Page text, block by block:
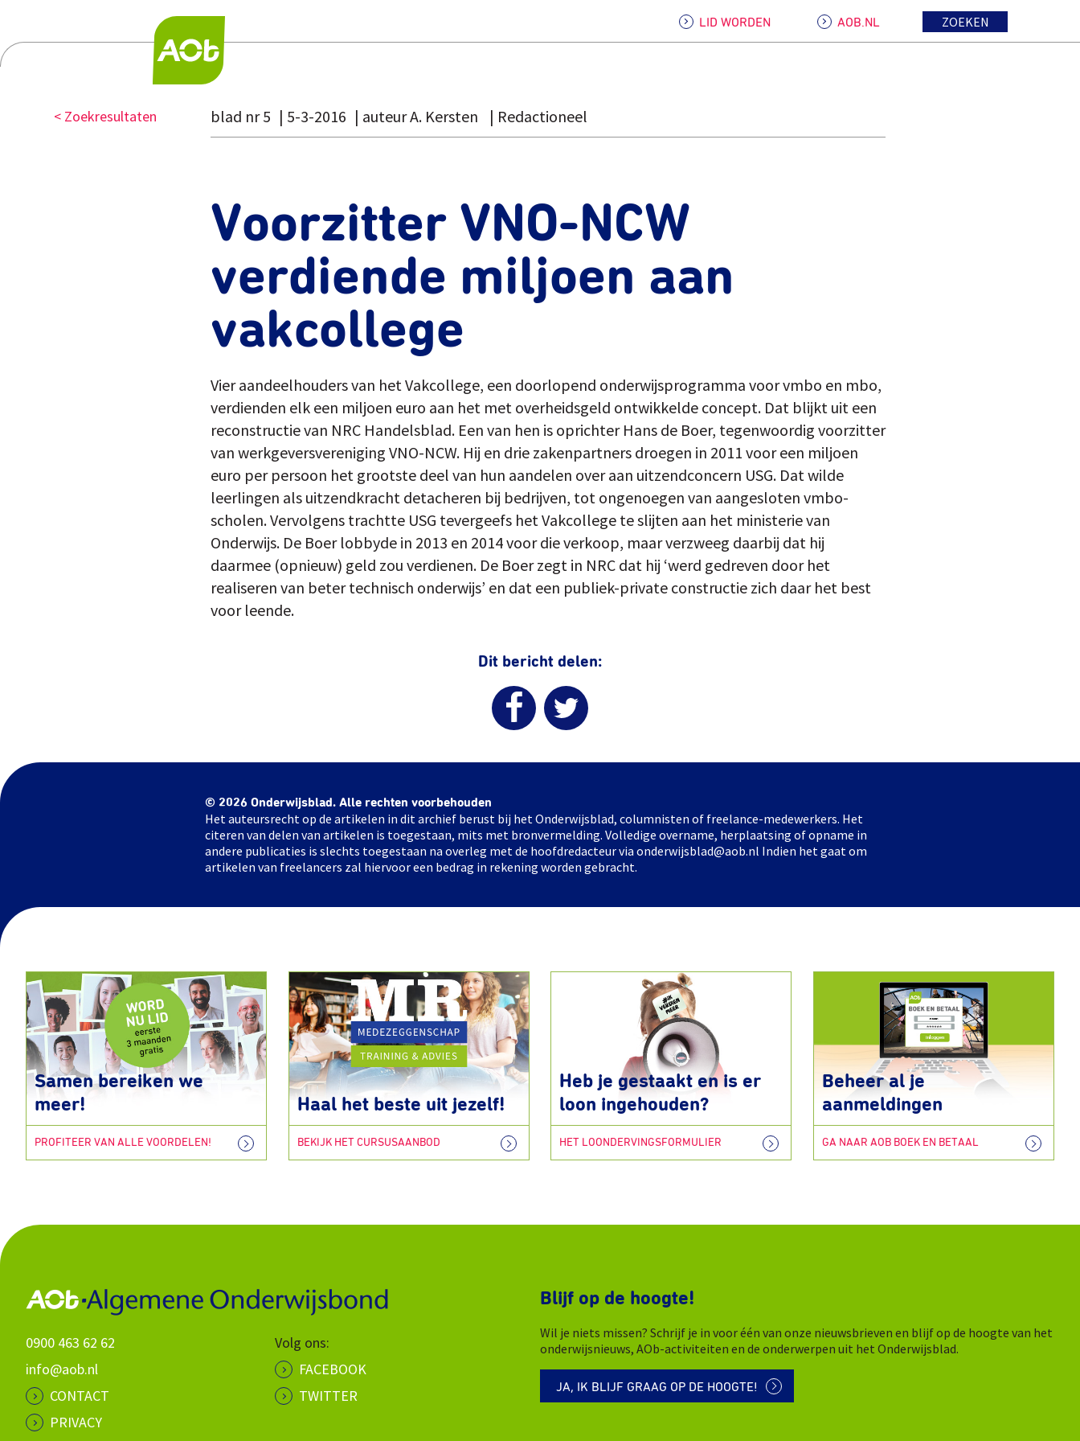
LID WORDEN AOB.NL ZOEKEN
< Zoekresultaten blad nr 5 5-3-2016 auteur A. Kersten Redactioneel
Voorzitter VNO-NCW
verdiende miljoen aan
vakcollege
Vier aandeelhouders van het Vakcollege, een doorlopend onderwijsprogramma voor vmbo en mbo,
verdienden elk een miljoen euro aan het met overheidsgeld ontwikkelde concept. Dat blijkt uit een
reconstructie van NRC Handelsblad. Een van hen is oprichter Hans de Boer, tegenwoordig voorzitter
van werkgeversvereniging VNO-NCW. Hij en drie zakenpartners droegen in 2011 voor een miljoen
euro per persoon het grootste deel van hun aandelen over aan uitzendconcern USG. Dat wilde
leerlingen als uitzendkracht detacheren bij bedrijven, tot ongenoegen van aangesloten vmbo-
scholen. Vervolgens trachtte USG tevergeefs het Vakcollege te slijten aan het ministerie van
Onderwijs. De Boer lobbyde in 2013 en 2014 voor die verkoop, maar verzweeg daarbij dat hij
daarmee (opnieuw) geld zou verdienen. De Boer zegt in NRC dat hij ‘werd gedreven door het
realiseren van beter technisch onderwijs’ en dat een publiek-private constructie zich daar het best
voor leende.
Dit bericht delen:
© 2026 Onderwijsblad. Alle rechten voorbehouden
Het auteursrecht op de artikelen in dit archief berust bij het Onderwijsblad, columnisten of freelance-medewerkers. Het
citeren van delen van artikelen is toegestaan, mits met bronvermelding. Volledige overname, herplaatsing of opname in
andere publicaties is slechts toegestaan na overleg met de hoofdredacteur via onderwijsblad@aob.nl Indien het gaat om
artikelen van freelancers zal hiervoor een bedrag in rekening worden gebracht.
Samen bereiken we
meer!
PROFITEER VAN ALLE VOORDELEN!
Haal het beste uit jezelf!
BEKIJK HET CURSUSAANBOD
Heb je gestaakt en is er
loon ingehouden?
HET LOONDERVINGSFORMULIER
Beheer al je
aanmeldingen
GA NAAR AOB BOEK EN BETAAL
0900 463 62 62
info@aob.nl
CONTACT
PRIVACY
Volg ons:
FACEBOOK
TWITTER
Blijf op de hoogte!
Wil je niets missen? Schrijf je in voor één van onze nieuwsbrieven en blijf op de hoogte van het
onderwijsnieuws, AOb-activiteiten en de onderwerpen uit het Onderwijsblad.
JA, IK BLIJF GRAAG OP DE HOOGTE!